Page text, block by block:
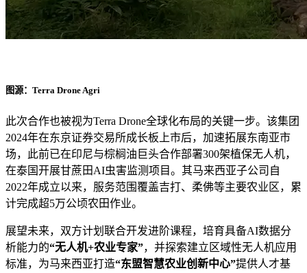
图源：Terra Drone Agri
此次合作也被视为Terra Drone全球化布局的关键一步。该集团
2024年在东京证券交易所成长板上市后，加速拓展东南亚市
场，此前已在印尼与棕榈油巨头合作部署300架植保无人机，
在泰国开展甘蔗田AI虫害监测项目。其马来西亚子公司自
2022年成立以来，服务范围覆盖吉打、柔佛等主要农业区，累
计完成超5万公顷农田作业。
展望未来，双方计划联合开发进阶课程，培育具备AI数据分
析能力的“无人机+农业专家”，并探索建立区域性无人机应用
标准，为马来西亚打造“东盟智慧农业创新中心”提供人才基